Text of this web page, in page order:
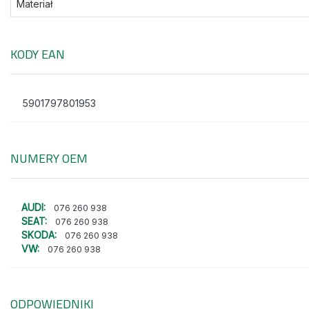
Materiał
KODY EAN
5901797801953
NUMERY OEM
AUDI: 076 260 938
SEAT: 076 260 938
SKODA: 076 260 938
VW: 076 260 938
ODPOWIEDNIKI